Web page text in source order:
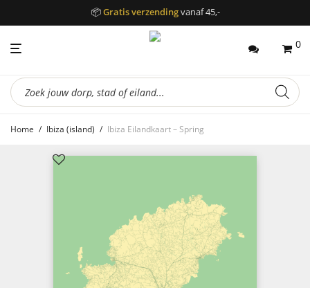
📦Gratis verzendingvanaf 45,-
0
Producten
zoeken
Home / Ibiza (island) / Ibiza Eilandkaart – Spring